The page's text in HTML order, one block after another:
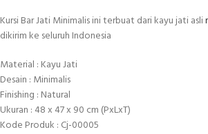
Kursi Bar Jati Minimalis ini terbuat dari kayu jati asli
dikirim ke seluruh Indonesia
Material : Kayu Jati
Desain : Minimalis
Finishing : Natural
Ukuran : 48 x 47 x 90 cm (PxLxT)
Kode Produk : Cj-00005